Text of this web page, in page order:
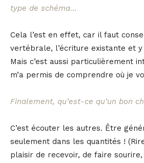
type de schéma…
Cela l’est en effet, car il faut
vertébrale, l’écriture existante et
Mais c’est aussi particulièrement
m’a permis de comprendre où je
Finalement, qu’est-ce qu’un bon
C’est écouter les autres. Être
seulement dans les quantités !
plaisir de recevoir, de faire